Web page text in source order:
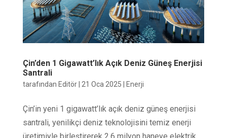
Çin’den 1 Gigawatt’lık Açık Deniz Güneş Enerjisi
Santrali
tarafından Editör| 21 Oca 2025 Enerji
Çin’in yeni 1 gigawatt’lık açık deniz güneş enerjisi
santrali, yenilikçi deniz teknolojisini temiz enerji